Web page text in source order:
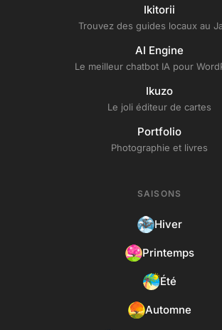
Ikitorii
Trouvez des guides locaux au
AI Engine
Le meilleur chatbot IA pour
Ikuzo
Le joli éditeur de cartes
Portfolio
Photographie et livres
SAISONS
Hiver
Printemps
Été
Automne